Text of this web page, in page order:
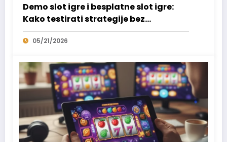
Demo slot igre i besplatne slot igre:
Kako testirati strategije bez
registracije
05/21/2026